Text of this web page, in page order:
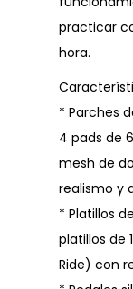
practicar
hora.
* Parches
4 pads de
mesh de
realismo y
* Platillos
platillos de
Ride) con